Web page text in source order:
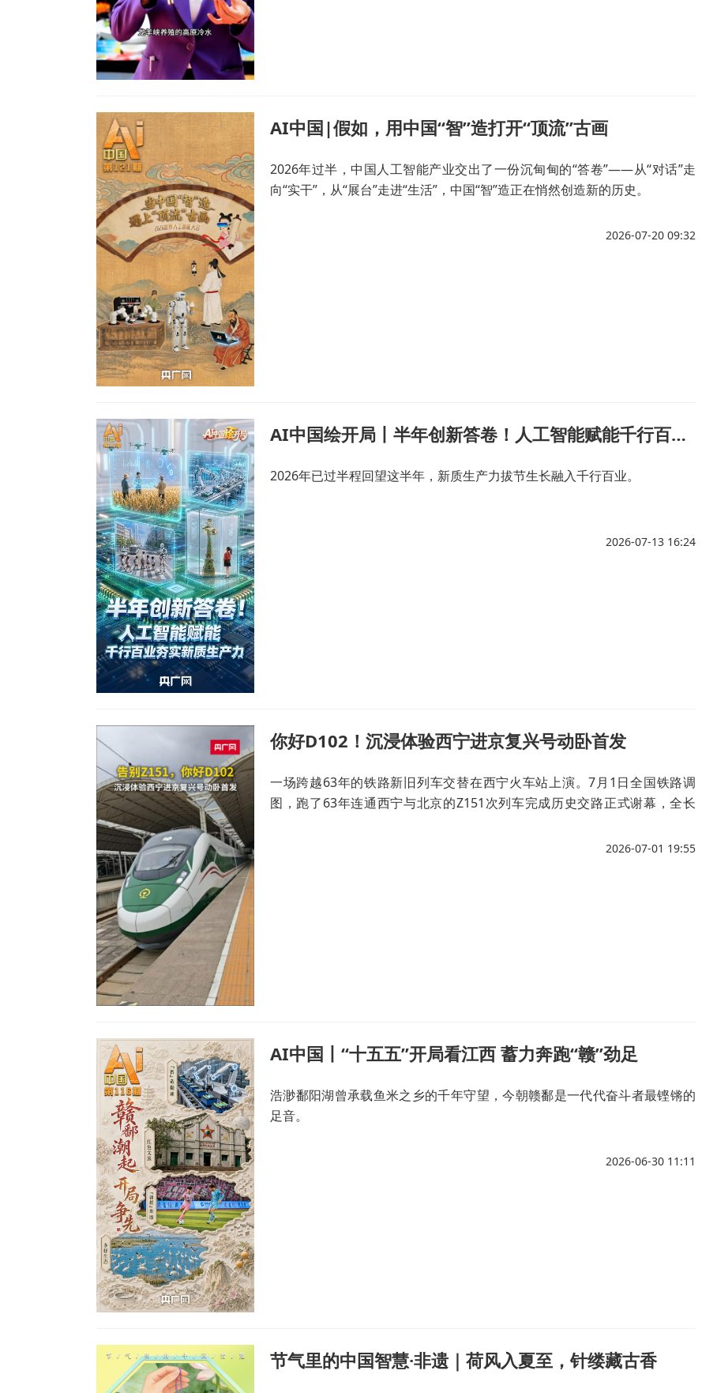
AI中国|假如，用中国“智”造打开“顶流”古画
2026年过半，中国人工智能产业交出了一份沉甸甸的“答卷”——从“对话”走
向“实干”，从“展台”走进“生活”，中国“智”造正在悄然创造新的历史。
2026-07-20 09:32
AI中国绘开局丨半年创新答卷！人工智能赋能千行百业夯实新质生产力
2026年已过半程回望这半年，新质生产力拔节生长融入千行百业。
2026-07-13 16:24
你好D102！沉浸体验西宁进京复兴号动卧首发
一场跨越63年的铁路新旧列车交替在西宁火车站上演。7月1日全国铁路调
图，跑了63年连通西宁与北京的Z151次列车完成历史交路正式谢幕，全长
2026-07-01 19:55
AI中国丨“十五五”开局看江西 蓄力奔跑“赣”劲足
浩渺鄱阳湖曾承载鱼米之乡的千年守望，今朝赣鄱是一代代奋斗者最铿锵的
足音。
2026-06-30 11:11
节气里的中国智慧·非遗｜荷风入夏至，针缕藏古香